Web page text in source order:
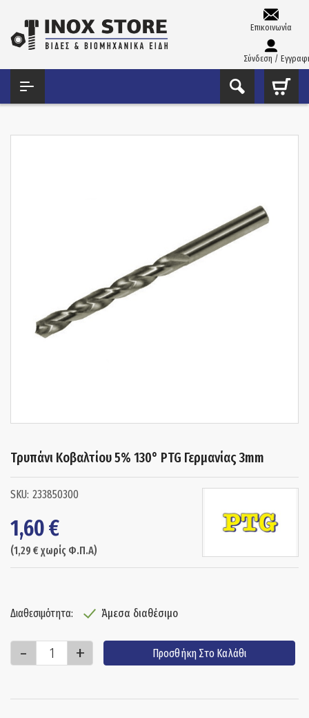
Επικοινωνία
Σύνδεση /
Τρυπάνι Κοβαλτίου 5% 130° PTG Γερμανίας 3mm
233850300
1,60€
(1,29 € χωρίς Φ.Π.Α)
Διαθεσιμότητα: Άμεσα διαθέσιμο
Προσθήκη Στο Καλάθι